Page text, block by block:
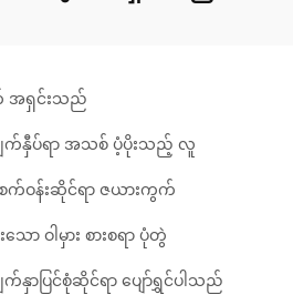
အရှင်းသည်
က်နှီပ်ရာ အသစ် ပံ့ပိုးသည့် လူ
က်ဝန်းဆိုင်ရာ ဇယားကွက်
ော ဝါမှား စားစရာ ပုံတွဲ
ာပြင်စုံဆိုင်ရာ ပျော်ရွှင်ပါသည်